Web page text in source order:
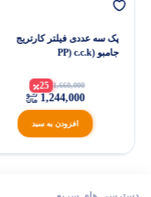
پک سه عددی فیلتر کارتریج
جامبو (PP) c.c.k
افزودن به سبد
1,660,000
25
1,244,000